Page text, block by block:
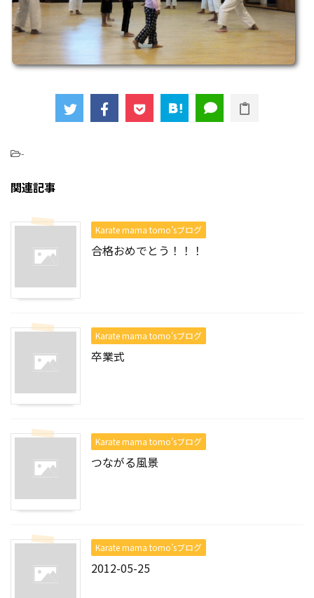
-
関連記事
Karate mama tomo’sブログ
合格おめでとう！！！
Karate mama tomo’sブログ
卒業式
Karate mama tomo’sブログ
つながる風景
Karate mama tomo’sブログ
2012-05-25